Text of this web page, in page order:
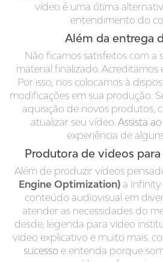
vídeo é uma ótima
entendimento do
Além da entrega
Não ficamos satisfeitos com a
material finalizado. Acreditamos
Por isso, nos colocamos à
modificações em sua produção.
aquisição de novos produtos,
atualizar seu vídeo. Assista
experiência de
Produtora de videos
Além de produzir vídeos
Engine Optimization) a Infinity
conteúdo audiovisual em
atender as necessidades do
desde, legenda para video
video explicativo e muito mais.
sucesso e entenda porque